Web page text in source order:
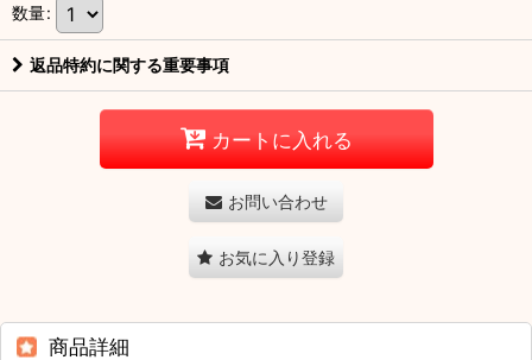
数量:
返品特約に関する重要事項
カートに入れる
お問い合わせ
お気に入り登録
商品詳細